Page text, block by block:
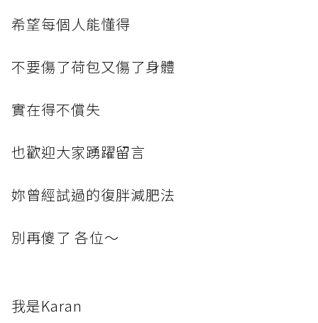
希望每個人能懂得
不要傷了荷包又傷了身體
實在得不償失
也歡迎大家踴躍留言
妳曾經試過的復胖減肥法
別再傻了 各位～
我是Karan